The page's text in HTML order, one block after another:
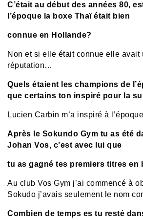
C’était au début des années 80,
l’époque la boxe Thaï était bien
connue en Hollande?
Non et si elle était connue elle avait
réputation…
Quels étaient les champions de
que certains ton inspiré pour la
Lucien Carbin m’a inspiré à l’époque
Après le Sokundo Gym tu as été
Johan Vos, c’est avec lui que
tu as gagné tes premiers titres en
Au club Vos Gym j’ai commencé à
Sokudo j’avais seulement le nom
Combien de temps es tu resté